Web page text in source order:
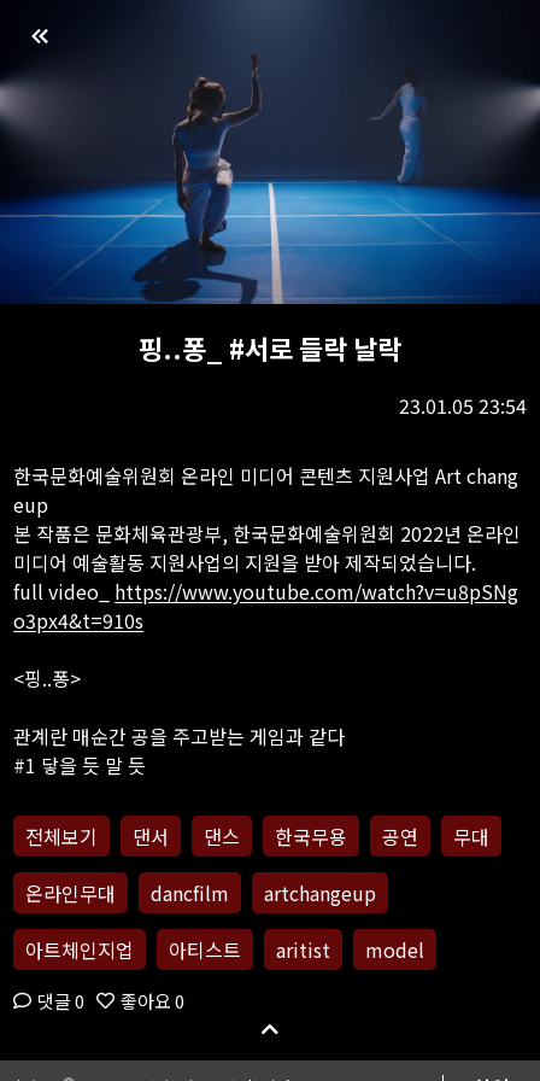
핑..퐁_ #서로 들락 날락
23.01.05 23:54
한국문화예술위원회 온라인 미디어 콘텐츠 지원사업 Art chang
eup
본 작품은 문화체육관광부, 한국문화예술위원회 2022년 온라인
미디어 예술활동 지원사업의 지원을 받아 제작되었습니다.
full video_ https://www.youtube.com/watch?v=u8pSNg
o3px4&t=910s
<핑..퐁>
관계란 매순간 공을 주고받는 게임과 같다
#1 닿을 듯 말 듯
게임의 룰, 사람과 사람 사이의 선 넘기
#2 서로 들락 날락
어느새 깊이 스며들어
#3 상처주고 상처받고
우리는 하나가 될 수 있을까?
전체보기 댄서 댄스 한국무용 공연
무대
온라인무대
dancfilm
artchangeup
아트체인지업
아티스트 aritist model
댓글 0 좋아요 0